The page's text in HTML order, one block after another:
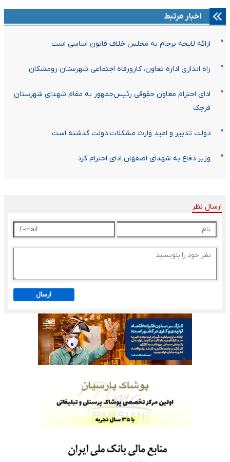
اخبار مرتبط
ارائه لایحه برجام به مجلس خلاف قانون اساسی است
راه اندازی اداره تعاون، کارورفاه اجتماعی شهرستان رومشکان
ادای احترام معاون حقوقی رئیس‌جمهور به مقام شهدای شهرستان
قرچک
دولت تدبیر و امید وارث مشکلات دولت گذشته است
وزیر دفاع به شهدای اصفهان ادای احترام کرد
ارسال نظر
ارسال